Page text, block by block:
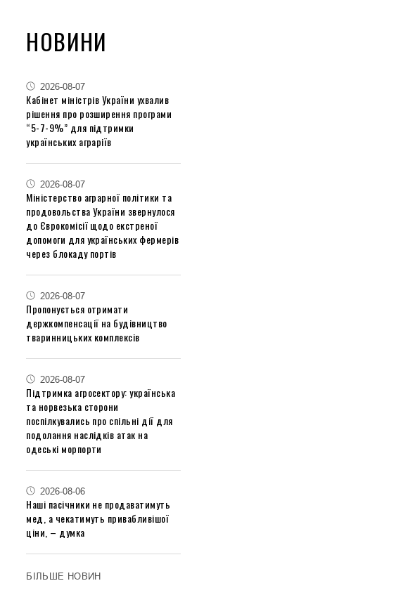
НОВИНИ
2026-08-07
Кабінет міністрів України ухвалив
рішення про розширення програми
“5-7-9%” для підтримки
українських аграріїв
2026-08-07
Міністерство аграрної політики та
продовольства України звернулося
до Єврокомісії щодо екстреної
допомоги для українських фермерів
через блокаду портів
2026-08-07
Пропонується отримати
держкомпенсації на будівництво
тваринницьких комплексів
2026-08-07
Підтримка агросектору: українська
та норвезька сторони
поспілкувались про спільні дії для
подолання наслідків атак на
одеські морпорти
2026-08-06
Наші пасічники не продаватимуть
мед, а чекатимуть привабливішої
ціни, – думка
БІЛЬШЕ НОВИН